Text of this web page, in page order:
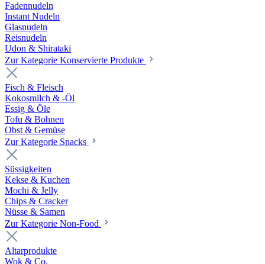
Fadennudeln
Instant Nudeln
Glasnudeln
Reisnudeln
Udon & Shirataki
Zur Kategorie Konservierte Produkte
Fisch & Fleisch
Kokosmilch & -Öl
Essig & Öle
Tofu & Bohnen
Obst & Gemüse
Zur Kategorie Snacks
Süssigkeiten
Kekse & Kuchen
Mochi & Jelly
Chips & Cracker
Nüsse & Samen
Zur Kategorie Non-Food
Altarprodukte
Wok & Co.